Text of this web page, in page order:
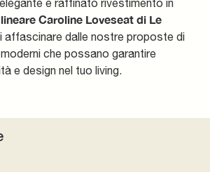
e raffinato rivestimento in
Caroline Loveseat di Le
affascinare dalle nostre proposte di
che possano garantire
e design nel tuo living.